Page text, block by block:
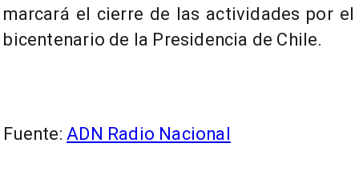
marcará el cierre de las actividades por el
bicentenario de la Presidencia de Chile.
Fuente:ADN Radio Nacional